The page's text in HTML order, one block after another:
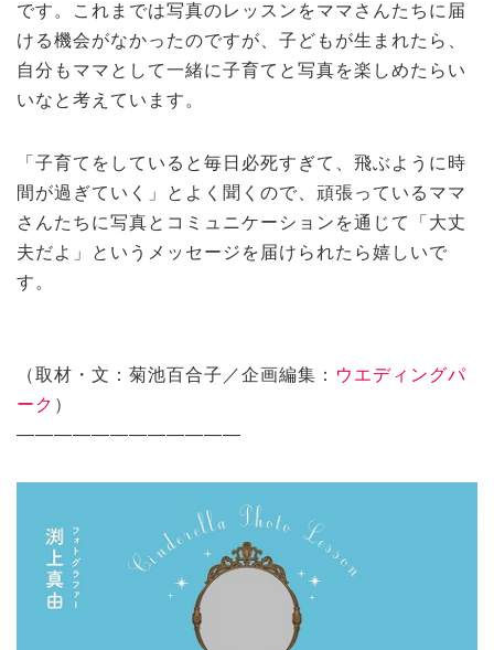
です。これまでは写真のレッスンをママさんたちに届
ける機会がなかったのですが、子どもが生まれたら、
自分もママとして一緒に子育てと写真を楽しめたらい
いなと考えています。
「子育てをしていると毎日必死すぎて、飛ぶように時
間が過ぎていく」とよく聞くので、頑張っているママ
さんたちに写真とコミュニケーションを通じて「大丈
夫だよ」というメッセージを届けられたら嬉しいで
す。
（取材・文：菊池百合子／企画編集： ウエディングパ
ーク ）
————————————